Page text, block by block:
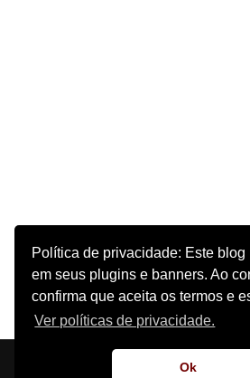
Política de privacidade: Este blog
em seus plugins e banners. Ao
confirma que aceita os termos e
Ver políticas de privacidade.
Ok
Sobre o Site